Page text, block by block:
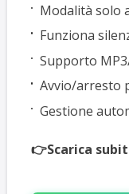
Modalità solo
Funziona
Supporto
Avvio/arresto
Gestione
👉Scarica